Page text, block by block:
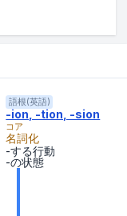
語根(英語)
-ion, -tion, -sion
コア
名詞化
-する行動
-の状態